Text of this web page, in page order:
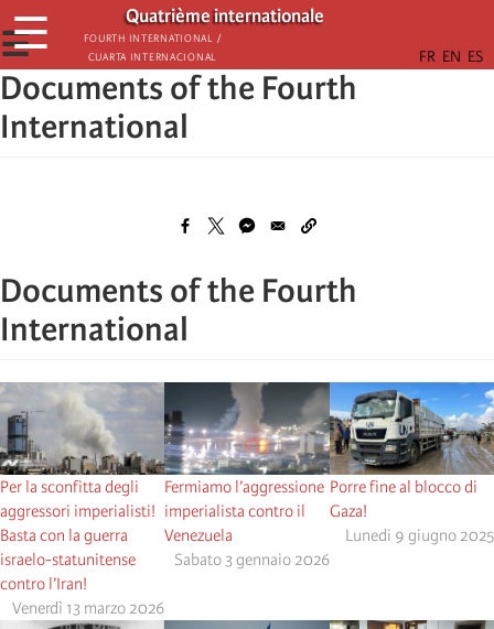
Skip
to
main
content
Quatrième internationale
Fourth International /
Cuarta Internacional
☰
☰
Documents of the Fourth
International
Documents of the Fourth
International
Per la sconfitta degli
aggressori imperialisti!
Basta con la guerra
israelo-statunitense
contro l’Iran!
Venerdì 13 marzo 2026
Fermiamo l’aggressione
imperialista contro il
Venezuela
Sabato 3 gennaio 2026
Porre fine al blocco di
Gaza!
Lunedi 9 giugno 2025